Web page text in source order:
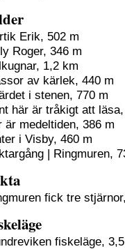
Erik, 502 m
Roger, 346 m
1,2 km
av kärlek, 440 m
i stenen, 770 m
här är tråkigt att
är medeltiden, 386 m
i Visby, 460 m
| Ringmuren,
fick tre
fiskeläge,